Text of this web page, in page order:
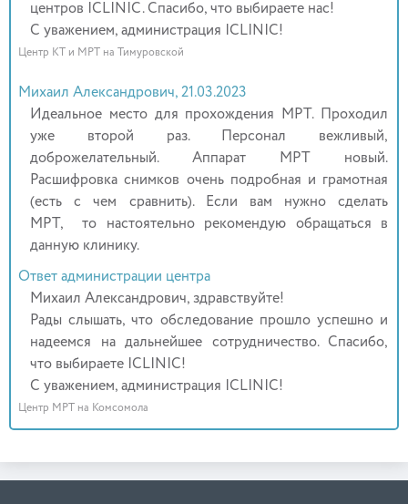
центров ICLINIC. Спасибо, что выбираете нас!
С уважением, администрация ICLINIC!
Центр КТ и МРТ на Тимуровской
Михаил Александрович, 21.03.2023
Идеальное место для прохождения МРТ. Проходил
уже второй раз. Персонал вежливый,
доброжелательный. Аппарат МРТ новый.
Расшифровка снимков очень подробная и грамотная
(есть с чем сравнить). Если вам нужно сделать
МРТ, то настоятельно рекомендую обращаться в
данную клинику.
Ответ администрации центра
Михаил Александрович, здравствуйте!
Рады слышать, что обследование прошло успешно и
надеемся на дальнейшее сотрудничество. Спасибо,
что выбираете ICLINIC!
С уважением, администрация ICLINIC!
Центр МРТ на Комсомола